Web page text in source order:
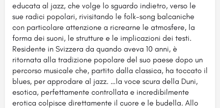
educata al jazz, che volge lo sguardo indietro, verso le
sue radici popolari, rivisitando le folk-song balcaniche
con particolare attenzione a ricrearne le atmosfere, la
forma dei suoni, le strutture e le implicazioni dei testi.
Residente in Svizzera da quando aveva 10 anni, è
ritornata alla tradizione popolare del suo paese dopo un
percorso musicale che, partito dalla classica, ha toccato il
blues, per approdare al jazz. …la voce scura della Duni,
esotica, perfettamente controllata e incredibilmente
erotica colpisce direttamente il cuore e le budella. Allo